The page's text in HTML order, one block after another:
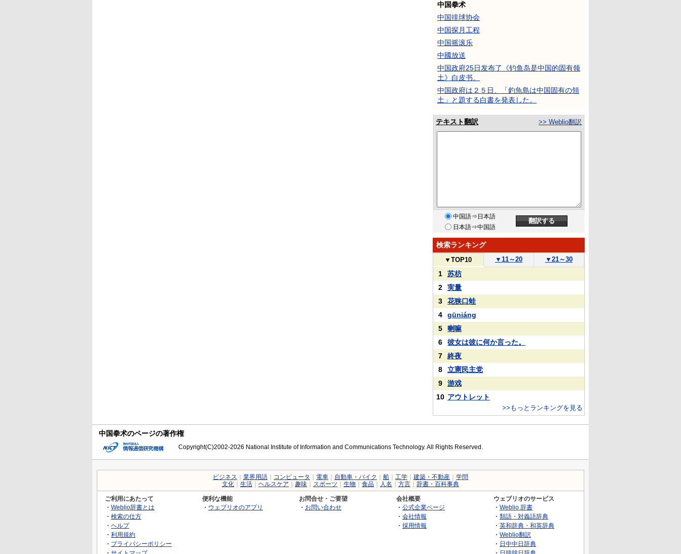
中国拳术
中国排球协会
中国探月工程
中国摇滚乐
中國放送
中国政府25日发布了《钓鱼岛是中国的固有领
土》白皮书。
中国政府は２５日、「釣魚島は中国固有の領
土」と題する白書を発表した。
テキスト翻訳 >> Weblio翻訳
中国語⇒日本語
日本語⇒中国語
検索ランキング
▼ TOP10 ▼ 11～20 ▼ 21～30
1
苏枋
2
実量
3
花狭口蛙
4
gūniáng
5
喇嘛
6
彼女は彼に何か言った。
7
終夜
8
立憲民主党
9
游戏
10 アウトレット
>>もっとランキングを見る
中国拳术のページの著作権
Copyright(C)2002-2026 National Institute of Information and Communications Technology. All Rights Reserved.
ビジネス 業界用語 コンピュータ 電車 自動車・バイク 船 工学 建築・不動産
学問
文化
生活 ヘルスケア 趣味 スポーツ 生物 食品 人名 方言 辞書・百科事典
ご利用にあたって
・ Weblio辞書とは
・ 検索の仕方
・ ヘルプ
・ 利用規約
・ プライバシーポリシー
便利な機能
・ ウェブリオのアプリ
お問合せ・ご要望
・ お問い合わせ
会社概要
・ 公式企業ページ
・ 会社情報
・ 採用情報
ウェブリオのサービス
・ Weblio 辞書
・ 類語・対義語辞典
・ 英和辞典・和英辞典
・ Weblio翻訳
・ 日中中日辞典